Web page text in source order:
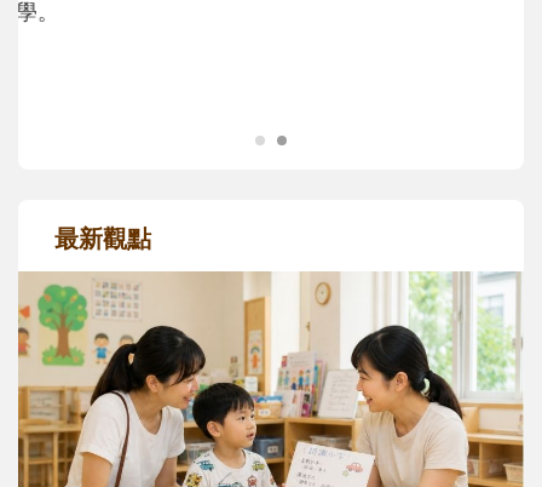
最新觀點